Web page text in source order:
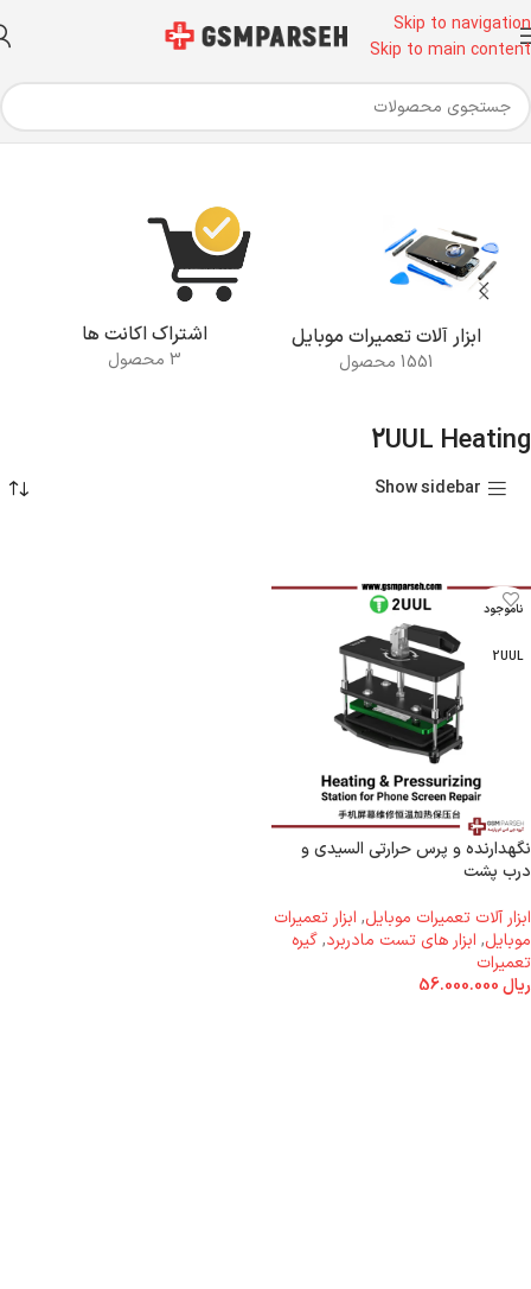
Skip to navigation
Skip to main content
خانه محصولات برچسب خورده “2UUL Heating”
ابزار آلات تعمیرات موبایل
1551 محصول
اشتراک اکانت ها
3 محصول
2UUL Heating
Show sidebar
ناموجود
2UUL
نگهدارنده و پرس حرارتی السیدی و
درب پشت
ابزار آلات تعمیرات موبایل, ابزار تعمیرات
موبایل, ابزار های تست مادربرد,گیره
تعمیرات
ریال